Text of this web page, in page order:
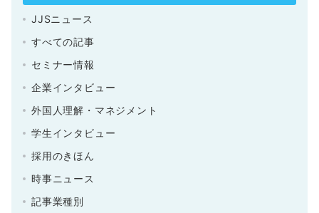
JJSニュース
すべての記事
セミナー情報
企業インタビュー
外国人理解・マネジメント
学生インタビュー
採用のきほん
時事ニュース
記事業種別